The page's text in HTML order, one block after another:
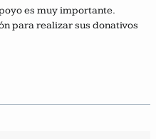
es muy importante.
para realizar sus donativos